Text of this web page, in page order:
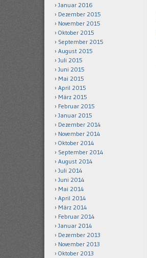
Januar 2016
Dezember 2015
November 2015
Oktober 2015
September 2015
August 2015
Juli 2015
Juni 2015
Mai 2015
April 2015
März 2015
Februar 2015
Januar 2015
Dezember 2014
November 2014
Oktober 2014
September 2014
August 2014
Juli 2014
Juni 2014
Mai 2014
April 2014
März 2014
Februar 2014
Januar 2014
Dezember 2013
November 2013
Oktober 2013